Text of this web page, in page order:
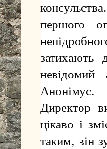
першого
затихають
Анонімус.
Директор
цікаво і
таким, він